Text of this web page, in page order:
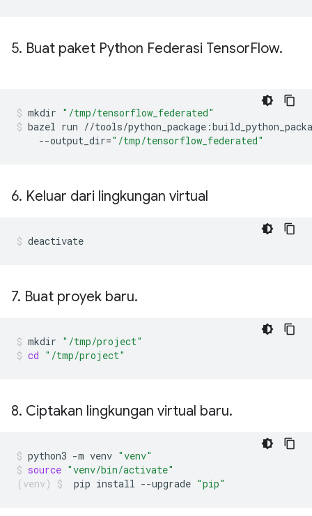
5. Buat paket Python Federasi TensorFlow.
mkdir "/tmp/tensorflow_federated"
bazel run //tools/
--output_dir="/tmp/tensorflow_federated"
6. Keluar dari lingkungan virtual
deactivate
7. Buat proyek baru.
mkdir "/tmp/project"
cd "/tmp/project"
8. Ciptakan lingkungan virtual baru.
python3 -m venv "venv"
source "venv/bin/activate"
pip install --upgrade "pip"